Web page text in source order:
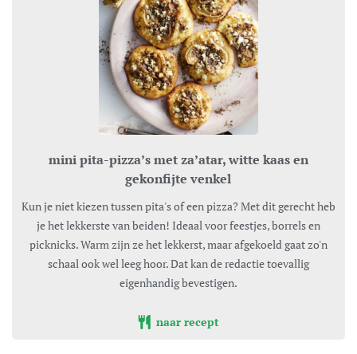
mini pita-pizza’s met za’atar, witte kaas en
gekonfijte venkel
Kun je niet kiezen tussen pita's of een pizza? Met dit gerecht heb
je het lekkerste van beiden! Ideaal voor feestjes, borrels en
picknicks. Warm zijn ze het lekkerst, maar afgekoeld gaat zo'n
schaal ook wel leeg hoor. Dat kan de redactie toevallig
eigenhandig bevestigen.
naar recept